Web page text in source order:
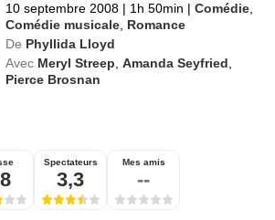
10 septembre 2008 | 1h 50min | Comédie
Comédie musicale Romance
De Phyllida Lloyd
Avec Meryl Streep ,Amanda Seyfried
Pierce Brosnan
Spectateurs
3,3
Mes amis
--